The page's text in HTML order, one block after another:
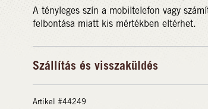
A tényleges szín a mobiltelefon vagy
felbontása miatt kis mértékben eltérhet.
Szállítás és visszaküldés
Artikel #44249